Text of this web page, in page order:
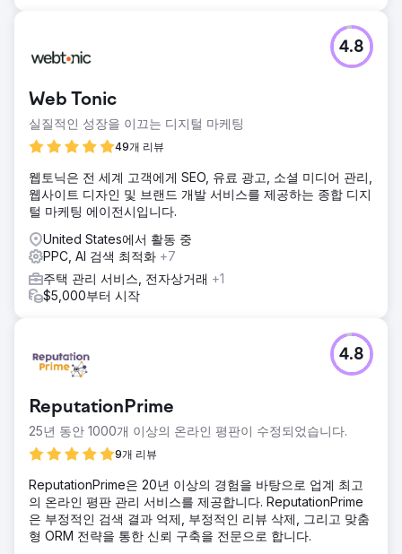
Web Tonic
실질적인 성장을 이끄는 디지털 마케팅
49개 리뷰
4.8
웹토닉은 전 세계 고객에게 SEO, 유료 광고, 소셜 미디어 관리,
웹사이트 디자인 및 브랜드 개발 서비스를 제공하는 종합 디지
털 마케팅 에이전시입니다.
United States에서 활동 중
PPC, AI 검색 최적화 +7
주택 관리 서비스, 전자상거래 +1
$5,000부터 시작
ReputationPrime
25년 동안 1000개 이상의 온라인 평판이 수정되었습니다.
9개 리뷰
4.8
ReputationPrime은 20년 이상의 경험을 바탕으로 업계 최고
의 온라인 평판 관리 서비스를 제공합니다. ReputationPrime
은 부정적인 검색 결과 억제, 부정적인 리뷰 삭제, 그리고 맞춤
형 ORM 전략을 통한 신뢰 구축을 전문으로 합니다.